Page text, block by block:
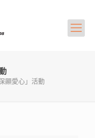
顯愛心」活動